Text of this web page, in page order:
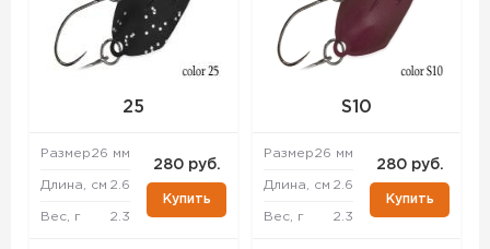
25
Размер26 мм
Длина, см 2.6
Вес, г 2.3
280 руб.
Купить
S10
Размер26 мм
Длина, см 2.6
Вес, г 2.3
280 руб.
Купить